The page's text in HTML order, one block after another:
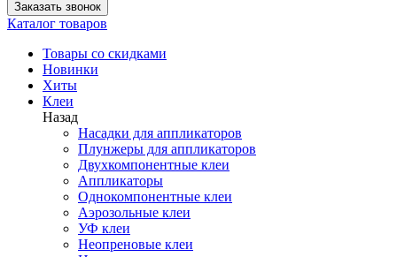
Каталог товаров
Товары со скидками
Новинки
Хиты
Клеи
Назад
Насадки для аппликаторов
Плунжеры для аппликаторов
Двухкомпонентные клеи
Аппликаторы
Однокомпонентные клеи
Аэрозольные клеи
УФ клеи
Неопреновые клеи